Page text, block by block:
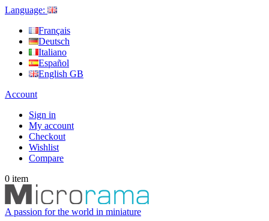
Language:
Français
Deutsch
Italiano
Español
English GB
Account
Sign in
My account
Checkout
Wishlist
Compare
0 item
A passion for the world in miniature